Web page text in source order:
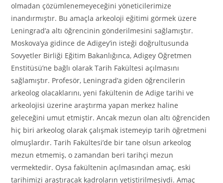
olmadan çözümlenemeyeceğini yöneticilerimize
inandırmıştır. Bu amaçla arkeoloji eğitimi görmek üzere
Leningrad’a altı öğrencinin gönderilmesini sağlamıştır.
Moskova’ya gidince de Adigey’in isteği doğrultusunda
Sovyetler Birliği Eğitim Bakanlığınca, Adigey Öğretmen
Enstitüsü’ne bağlı olarak Tarih Fakültesi açılmasını
sağlamıştır. Profesör, Leningrad’a giden öğrencilerin
arkeolog olacaklarını, yeni fakültenin de Adige tarihi ve
arkeolojisi üzerine araştırma yapan merkez haline
geleceğini umut etmiştir. Ancak mezun olan altı öğrenciden
hiç biri arkeolog olarak çalışmak istemeyip tarih öğretmeni
olmuşlardır. Tarih Fakültesi’de bir tane olsun arkeolog
mezun etmemiş, o zamandan beri tarihçi mezun
vermektedir. Oysa fakültenin açılmasından amaç, eski
tarihimizi araştıracak kadroların yetiştirilmesiydi. Amaç